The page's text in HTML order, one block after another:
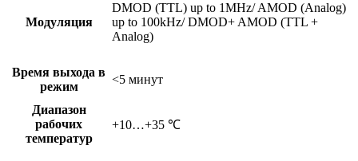
Модуляция
DMOD (TTL) up to 1MHz/ AMOD (Analog)
up to 100kHz/ DMOD+ AMOD (TTL +
Analog)
Время выхода в
режим
<5 минут
Диапазон
рабочих
температур
+10…+35 ℃